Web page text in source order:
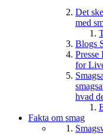
Det
med
Blogs
Presse
for
hvad
Fakta om smag